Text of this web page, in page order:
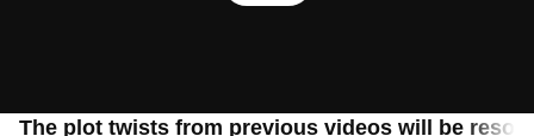
The plot twists from previous videos will be